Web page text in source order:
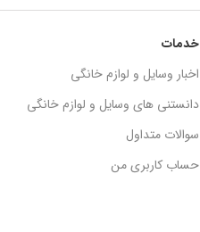
خدمات
اخبار وسایل و لوازم خانگی
دانستنی های وسایل و لوازم خانگی
سوالات متداول
حساب کاربری من